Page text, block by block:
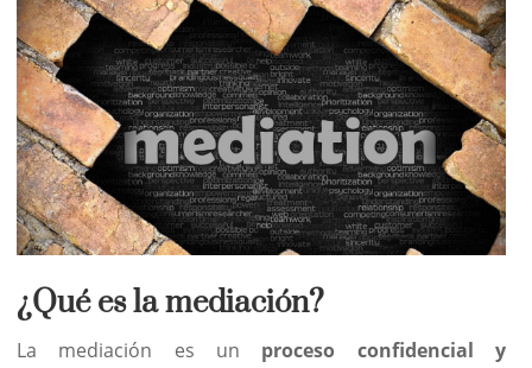
¿Qué es la mediación?
La mediación es un proceso confidencial y